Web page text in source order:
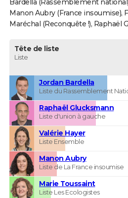
Bardella (Rassemblement
Manon Aubry (France insoumise),
Maréchal (Reconquête !), Raphaël
Tête de liste
Liste
Jordan Bardella
Liste du Rassemblement
Raphaël Glucksmann
Liste d'union à gauche
Valérie Hayer
Liste Ensemble
Manon Aubry
Liste de La France insoumise
Marie Toussaint
Liste Les Ecologistes